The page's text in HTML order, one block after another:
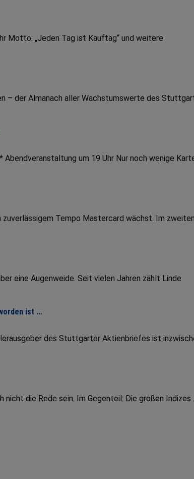
Motto: „Jeden Tag ist Kauftag“ und weitere
– der Almanach aller Wachstumswerte des
um 19 Uhr Nur noch wenige
Tempo Mastercard wächst. Im zweiten
eine Augenweide. Seit vielen Jahren zählt Linde
ist …
des Stuttgarter Aktienbriefes ist
nicht die Rede sein. Im Gegenteil: Die großen Indizes